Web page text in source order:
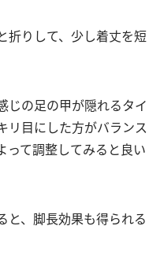
折りして、少し着丈を短
じの足の甲が隠れるタイ
リ目にした方がバランス
って調整してみると良い
と、脚長効果も得られる